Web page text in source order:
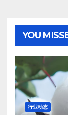
YOU
行业动态